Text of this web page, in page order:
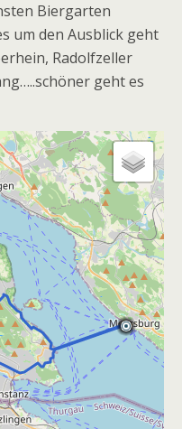
Biergarten
um den Ausblick geht
Radolfzeller
geht es